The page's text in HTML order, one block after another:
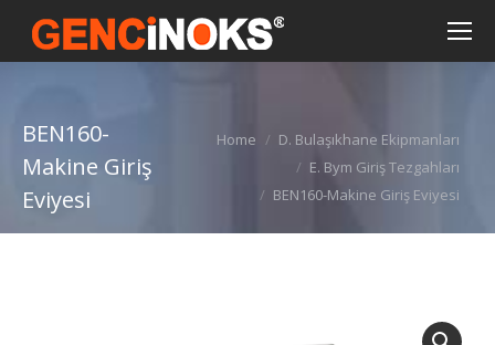
BEN160-
Makine Giriş
Eviyesi
You are here:
Home
D. Bulaşıkhane Ekipmanları
E. Bym Giriş Tezgahları
BEN160-Makine Giriş Eviyesi